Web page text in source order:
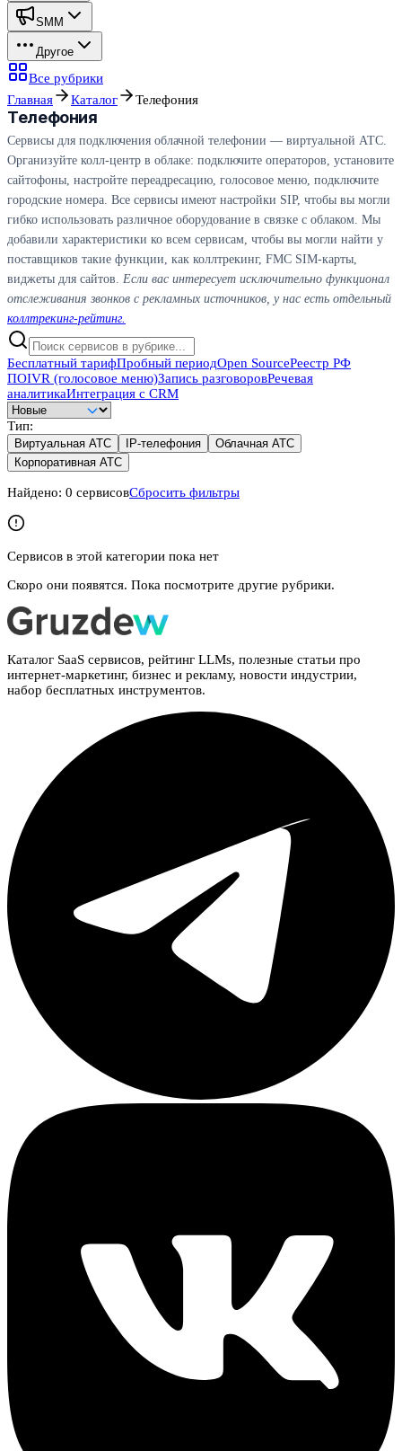
SMM
Другое
Все рубрики
Главная
Каталог Телефония
Телефония
Сервисы для подключения облачной телефонии — виртуальной АТС.
Организуйте колл-центр в облаке: подключите операторов, установите
сайтофоны, настройте переадресацию, голосовое меню, подключите
городские номера. Все сервисы имеют настройки SIP, чтобы вы могли
гибко использовать различное оборудование в связке с облаком. Мы
добавили характеристики ко всем сервисам, чтобы вы могли найти у
поставщиков такие функции, как коллтрекинг, FMC SIM-карты,
виджеты для сайтов. Если вас интересует исключительно функционал
отслеживания звонков с рекламных источников, у нас есть отдельный
коллтрекинг-рейтинг.
Бесплатный тарифПробный периодOpen SourceРеестр РФ
ПОIVR (голосовое меню)Запись разговоровРечевая
аналитикаИнтеграция с CRM
Тип:
Виртуальная АТС IP-телефония
Облачная АТС
Корпоративная АТС
Найдено: 0 сервисовСбросить фильтры
Сервисов в этой категории пока нет
Скоро они появятся. Пока посмотрите другие рубрики.
Каталог SaaS сервисов, рейтинг LLMs, полезные статьи про
интернет-маркетинг, бизнес и рекламу, новости индустрии,
набор бесплатных инструментов.